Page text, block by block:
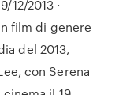
2013 ·
film di genere
del 2013,
con Serena